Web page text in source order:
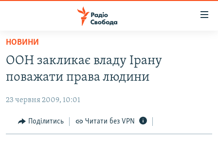
Перейти
основного
матеріалу
до
навігації
Перейти
ПОЛІТИКА
ЕКОНОМІКА
ВІЙНА
РОСІЙСЬКА «ФІЛЬТРАЦІЯ»
НОВИНИ
ООН закликає владу Ірану
поважати права людини
23 червня 2009, 10:01
Поділитись Читати без VPN